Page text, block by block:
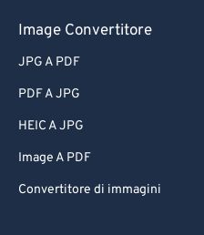
Image Convertitore
JPG A PDF
PDF A JPG
HEIC A JPG
Image A PDF
Convertitore di immagini